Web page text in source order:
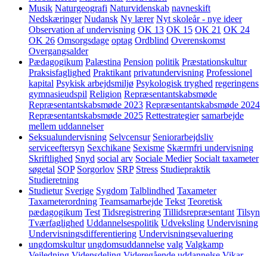
Musik Naturgeografi Naturvidenskab navneskift
Nedskæringer Nudansk Ny lærer Nyt skoleår - nye ideer
Observation af undervisning OK 13 OK 15 OK 21 OK 24
OK 26 Omsorgsdage optag Ordblind Overenskomst
Overgangsalder
Pædagogikum Palæstina Pension politik Præstationskultur
Praksisfaglighed Praktikant privatundervisning Professionel
kapital Psykisk arbejdsmiljø Psykologisk tryghed regeringens
gymnasieudspil Religion Repræsentantskabsmøde
Repræsentantskabsmøde 2023 Repræsentantskabsmøde 2024
Repræsentantskabsmøde 2025 Rettestrategier samarbejde
mellem uddannelser
Seksualundervisning Selvcensur Seniorarbejdsliv
serviceeftersyn Sexchikane Sexisme Skærmfri undervisning
Skriftlighed Snyd social arv Sociale Medier Socialt taxameter
søgetal SOP Sorgorlov SRP Stress Studiepraktik
Studieretning
Studietur Sverige Sygdom Talblindhed Taxameter
Taxameterordning Teamsamarbejde Tekst Teoretisk
pædagogikum Test Tidsregistrering Tillidsrepræsentant Tilsyn
Tværfaglighed Uddannelsespolitik Udveksling Undervisning
Undervisningsdifferentiering Undervisningsevaluering
ungdomskultur ungdomsuddannelse valg Valgkamp